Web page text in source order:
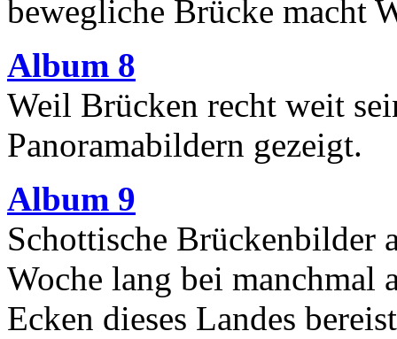
bewegliche Brücke macht
Album 8
Weil Brücken recht weit
Panoramabildern gezeigt.
Album 9
Schottische Brückenbilder
Woche lang bei manchmal
Ecken dieses Landes